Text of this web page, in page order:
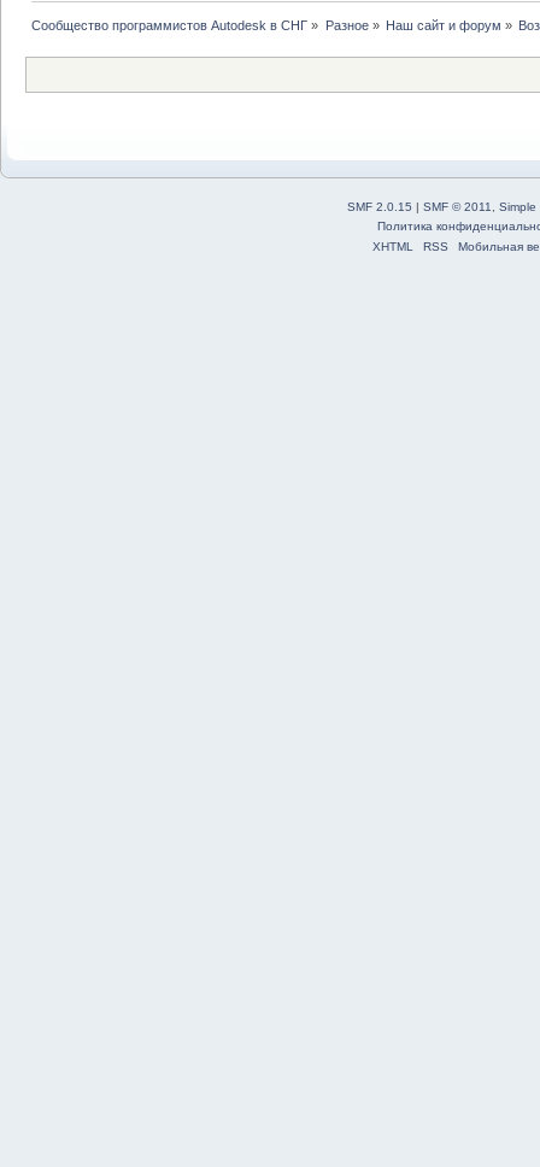
Сообщество программистов Autodesk в СНГ » Разное» Наш сайт и форум »
SMF 2.0.15 | SMF © 2011, Simple
Политика
XHTML
RSS Мобильная